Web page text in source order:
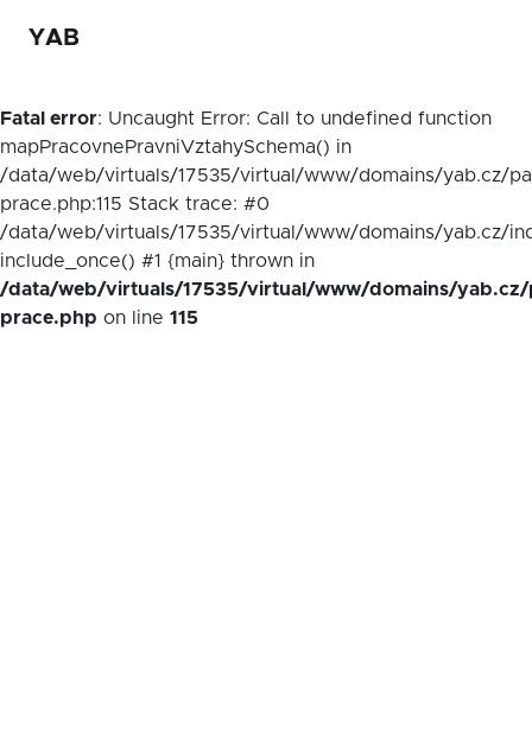
YAB
Fatal error: Uncaught Error: Call to undefined function
mapPracovnePravniVztahySchema() in
/data/web/virtuals/17535/virtual/www/domains/yab.cz/
prace.php:115 Stack trace: #0
/data/web/virtuals/17535/virtual/www/domains/yab.cz/
include_once() #1 {main} thrown in
/data/web/virtuals/17535/virtual/www/domains/yab.cz/
prace.php on line 115